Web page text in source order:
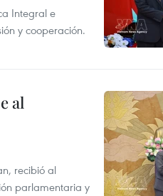
Integral e
y cooperación.
al
recibió al
parlamentaria y